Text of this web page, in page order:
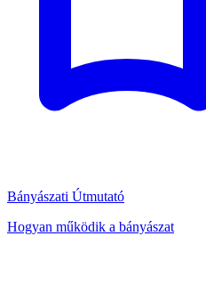
Bányászati Útmutató
Hogyan működik a bányászat